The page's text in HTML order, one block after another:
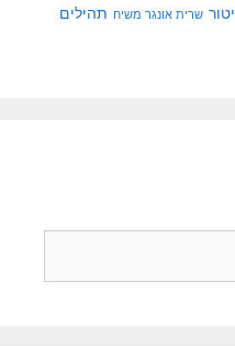
שרית אונגר משיח תהילים